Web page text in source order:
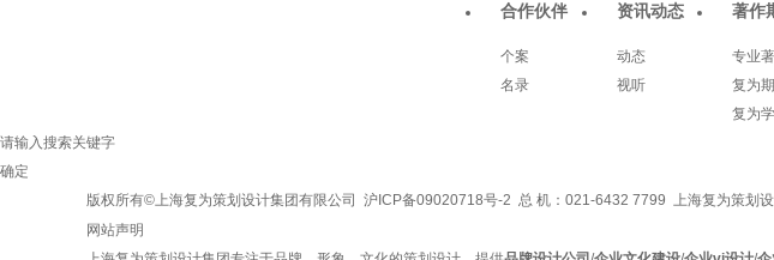
合作伙伴
个案
名录
资讯动态
动态
视听
著作
专业
复为
复为
请输入搜索关键字
确定
版权所有©上海复为策划设计集团有限公司 沪ICP备09020718号-2 总 机：021-6432 7799 上海复为
网站声明